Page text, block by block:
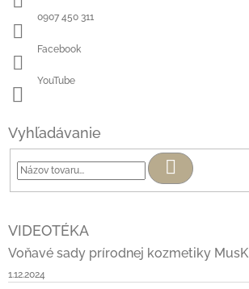
0907 450 311
Facebook
YouTube
Vyhľadávanie
Hľadať
VIDEOTÉKA
Voňavé sady prírodnej kozmetiky MusK
1.12.2024